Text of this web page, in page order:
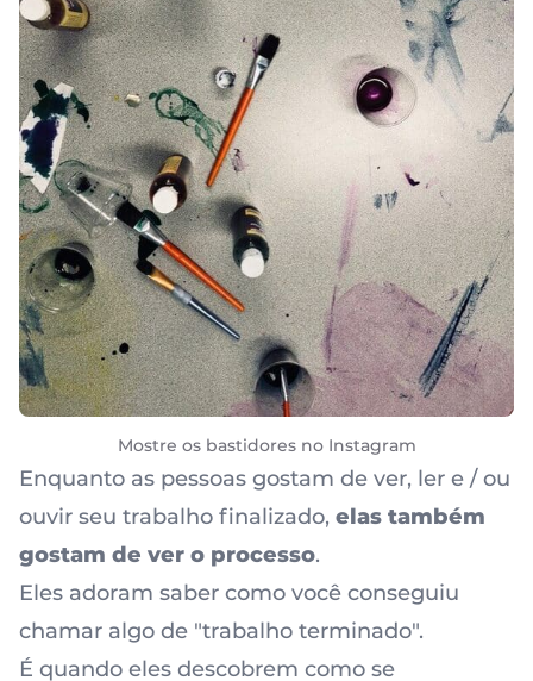
Mostre os bastidores no Instagram
Enquanto as pessoas gostam de ver, ler e / ou
ouvir seu trabalho finalizado, elas também
gostam de ver o processo.
Eles adoram saber como você conseguiu
chamar algo de "trabalho terminado".
É quando eles descobrem como se